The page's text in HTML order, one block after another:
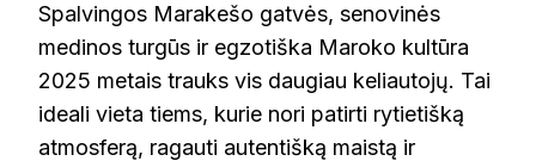
Spalvingos Marakešo gatvės, senovinės
medinos turgūs ir egzotiška Maroko kultūra
2025 metais trauks vis daugiau keliautojų. Tai
ideali vieta tiems, kurie nori patirti rytietišką
atmosferą, ragauti autentišką maistą ir